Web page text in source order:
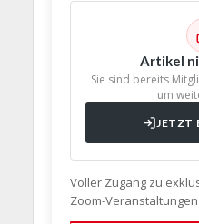
Artikel
Sie sind bereits
um
JETZT
Voller Zugang zu
Zoom-